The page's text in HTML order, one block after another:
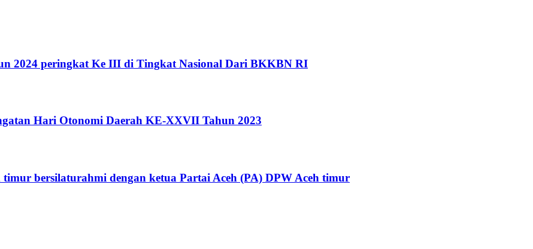
2024 peringkat Ke III di Tingkat Nasional Dari BKKBN RI
Hari Otonomi Daerah KE-XXVII Tahun 2023
timur bersilaturahmi dengan ketua Partai Aceh (PA) DPW Aceh timur